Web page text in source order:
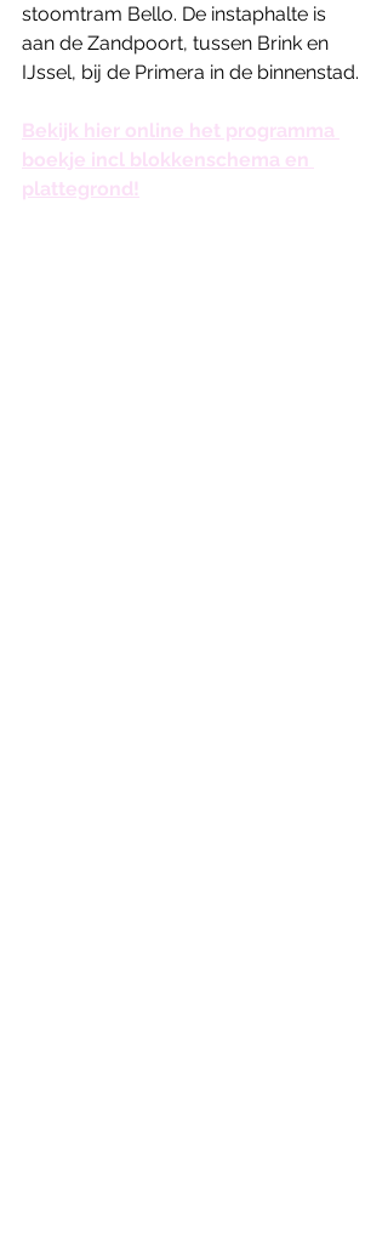
stoomtram Bello. De instaphalte is
aan de Zandpoort, tussen Brink en
IJssel, bij de Primera in de binnenstad.
Bekijk hier online het programma
boekje incl blokkenschema en
plattegrond!